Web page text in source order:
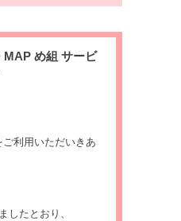
MAP め組 サービ
利用いただいきあ
したとおり、